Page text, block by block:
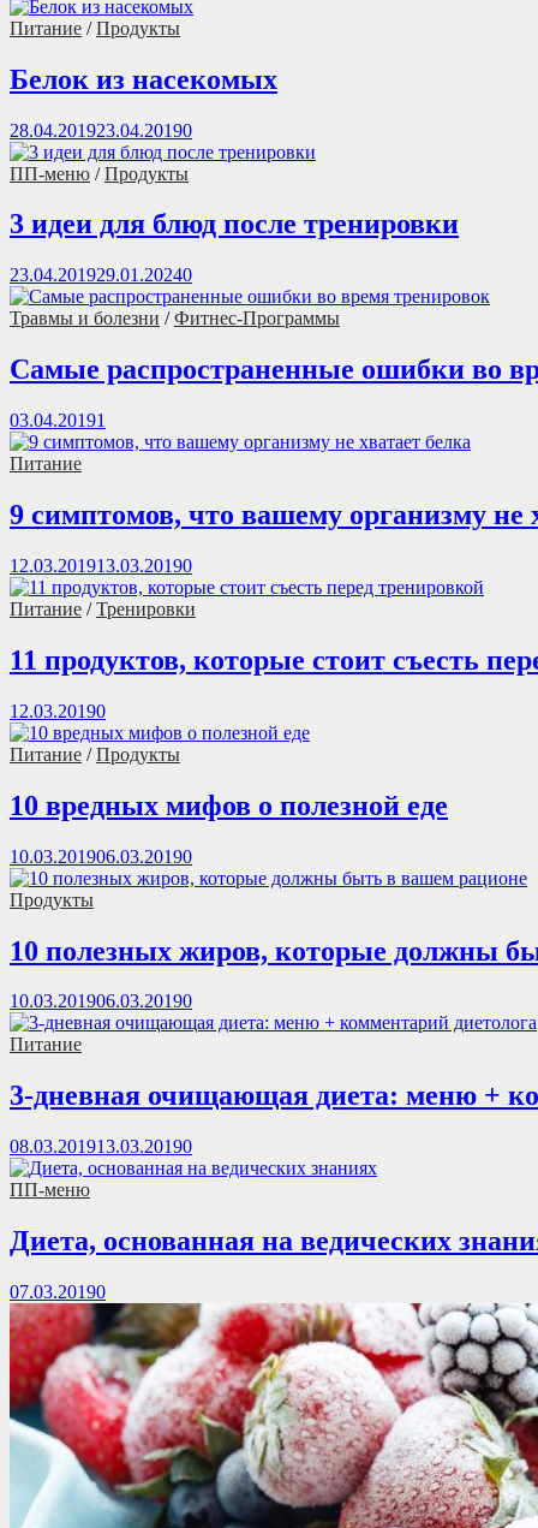
Питание /Продукты
Белок из насекомых
28.04.201923.04.20190
ПП-меню /Продукты
3 идеи для блюд после тренировки
23.04.201929.01.20240
Травмы и болезни /Фитнес-Программы
Самые распространенные ошибки во
03.04.20191
Питание
9 симптомов, что вашему организму не
12.03.201913.03.20190
Питание /Тренировки
11 продуктов, которые стоит съесть
12.03.20190
Питание /Продукты
10 вредных мифов о полезной еде
10.03.201906.03.20190
Продукты
10 полезных жиров, которые должны
10.03.201906.03.20190
Питание
3-дневная очищающая диета: меню +
08.03.201913.03.20190
ПП-меню
Диета, основанная на ведических
07.03.20190